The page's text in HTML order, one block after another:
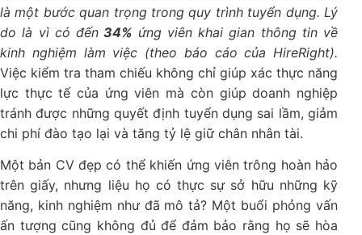
là một bước quan trọng trong quy trình tuyển dụng. Lý
do là vì có đến 34% ứng viên khai gian thông tin về
kinh nghiệm làm việc (theo báo cáo của HireRight).
Việc kiểm tra tham chiếu không chỉ giúp xác thực năng
lực thực tế của ứng viên mà còn giúp doanh nghiệp
tránh được những quyết định tuyển dụng sai lầm, giảm
chi phí đào tạo lại và tăng tỷ lệ giữ chân nhân tài.
Một bản CV đẹp có thể khiến ứng viên trông hoàn hảo
trên giấy, nhưng liệu họ có thực sự sở hữu những kỹ
năng, kinh nghiệm như đã mô tả? Một buổi phỏng vấn
ấn tượng cũng không đủ để đảm bảo rằng họ sẽ hòa